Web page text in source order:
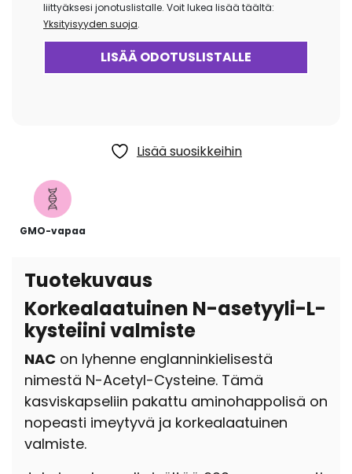
liittyäksesi jonotuslistalle. Voit lukea lisää täältä:
Yksityisyyden suoja.
Lisää suosikkeihin
GMO-vapaa
Tuotekuvaus
Korkealaatuinen N-asetyyli-L-
kysteiini valmiste
NAC on lyhenne englanninkielisestä
nimestä N-Acetyl-Cysteine. Tämä
kasviskapseliin pakattu aminohappolisä on
nopeasti imeytyvä ja korkealaatuinen
valmiste.